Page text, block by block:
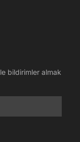
bildirimler almak